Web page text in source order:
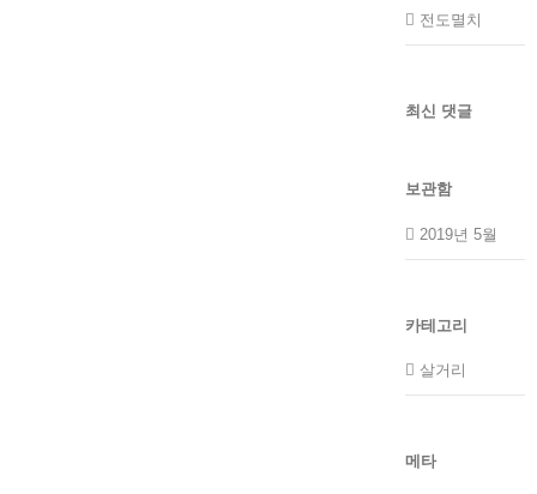
전도멸치
최신 댓글
보관함
2019년 5월
카테고리
살거리
메타